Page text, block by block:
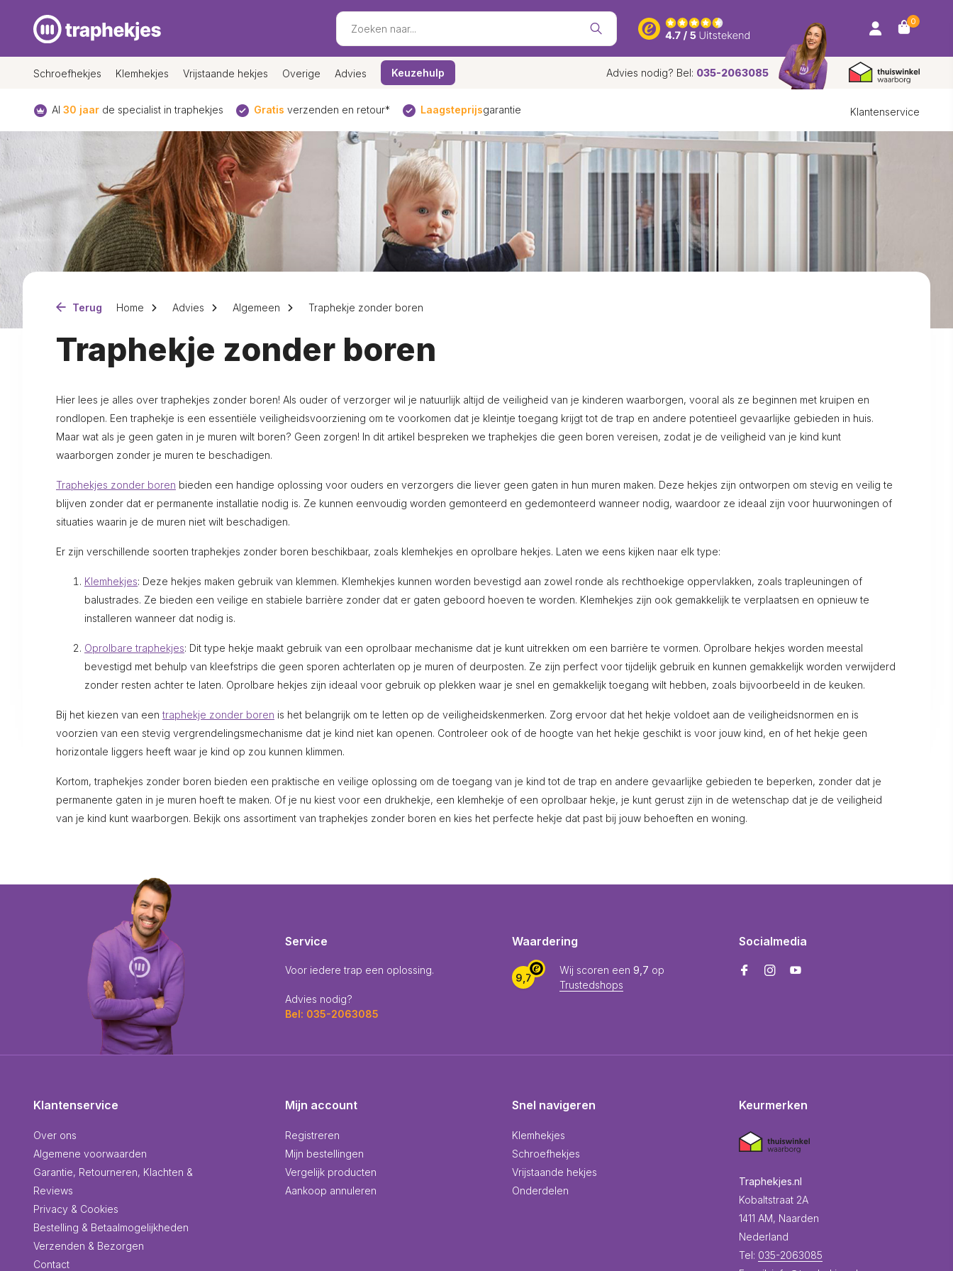
0
Schroefhekjes Klemhekjes Vrijstaande hekjes Overige Advies Keuzehulp Advies nodig? Bel: 035-2063085
Al 30 jaar de specialist in traphekjes Gratis verzenden en retour* Laagsteprijsgarantie Klantenservice
Terug Home Advies Algemeen Traphekje zonder boren
Traphekje zonder boren
Hier lees je alles over traphekjes zonder boren! Als ouder of verzorger wil je natuurlijk altijd de veiligheid van je kinderen waarborgen, vooral als ze beginnen met kruipen en
rondlopen. Een traphekje is een essentiële veiligheidsvoorziening om te voorkomen dat je kleintje toegang krijgt tot de trap en andere potentieel gevaarlijke gebieden in huis.
Maar wat als je geen gaten in je muren wilt boren? Geen zorgen! In dit artikel bespreken we traphekjes die geen boren vereisen, zodat je de veiligheid van je kind kunt
waarborgen zonder je muren te beschadigen.
Traphekjes zonder boren bieden een handige oplossing voor ouders en verzorgers die liever geen gaten in hun muren maken. Deze hekjes zijn ontworpen om stevig en veilig te
blijven zonder dat er permanente installatie nodig is. Ze kunnen eenvoudig worden gemonteerd en gedemonteerd wanneer nodig, waardoor ze ideaal zijn voor huurwoningen of
situaties waarin je de muren niet wilt beschadigen.
Er zijn verschillende soorten traphekjes zonder boren beschikbaar, zoals klemhekjes en oprolbare hekjes. Laten we eens kijken naar elk type:
Klemhekjes: Deze hekjes maken gebruik van klemmen. Klemhekjes kunnen worden bevestigd aan zowel ronde als rechthoekige oppervlakken, zoals trapleuningen of
balustrades. Ze bieden een veilige en stabiele barrière zonder dat er gaten geboord hoeven te worden. Klemhekjes zijn ook gemakkelijk te verplaatsen en opnieuw te
installeren wanneer dat nodig is.
Oprolbare traphekjes: Dit type hekje maakt gebruik van een oprolbaar mechanisme dat je kunt uitrekken om een barrière te vormen. Oprolbare hekjes worden meestal
bevestigd met behulp van kleefstrips die geen sporen achterlaten op je muren of deurposten. Ze zijn perfect voor tijdelijk gebruik en kunnen gemakkelijk worden verwijderd
zonder resten achter te laten. Oprolbare hekjes zijn ideaal voor gebruik op plekken waar je snel en gemakkelijk toegang wilt hebben, zoals bijvoorbeeld in de keuken.
Bij het kiezen van een traphekje zonder boren is het belangrijk om te letten op de veiligheidskenmerken. Zorg ervoor dat het hekje voldoet aan de veiligheidsnormen en is
voorzien van een stevig vergrendelingsmechanisme dat je kind niet kan openen. Controleer ook of de hoogte van het hekje geschikt is voor jouw kind, en of het hekje geen
horizontale liggers heeft waar je kind op zou kunnen klimmen.
Kortom, traphekjes zonder boren bieden een praktische en veilige oplossing om de toegang van je kind tot de trap en andere gevaarlijke gebieden te beperken, zonder dat je
permanente gaten in je muren hoeft te maken. Of je nu kiest voor een drukhekje, een klemhekje of een oprolbaar hekje, je kunt gerust zijn in de wetenschap dat je de veiligheid
van je kind kunt waarborgen. Bekijk ons assortiment van traphekjes zonder boren en kies het perfecte hekje dat past bij jouw behoeften en woning.
Service
Voor iedere trap een oplossing.
Advies nodig?
Bel: 035-2063085
Waardering
9,7
Wij scoren een 9,7 op
Trustedshops
Socialmedia
Klantenservice
Over ons
Algemene voorwaarden
Garantie, Retourneren, Klachten &
Reviews
Privacy & Cookies
Bestelling & Betaalmogelijkheden
Verzenden & Bezorgen
Contact
Mijn account
Registreren
Mijn bestellingen
Vergelijk producten
Aankoop annuleren
Snel navigeren
Klemhekjes
Schroefhekjes
Vrijstaande hekjes
Onderdelen
Keurmerken
Traphekjes.nl
Kobaltstraat 2A
1411 AM, Naarden
Nederland
Tel: 035-2063085